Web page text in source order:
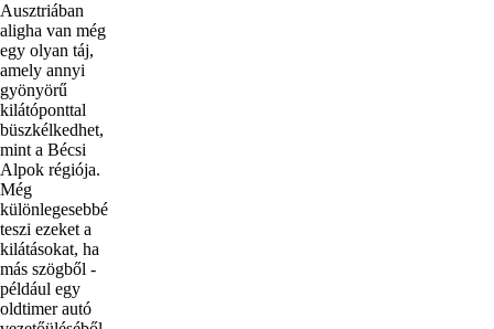
Ausztriában
aligha van még
egy olyan táj,
amely annyi
gyönyörű
kilátóponttal
büszkélkedhet,
mint a Bécsi
Alpok régiója.
Még
különlegesebbé
teszi ezeket a
kilátásokat, ha
más szögből -
például egy
oldtimer autó